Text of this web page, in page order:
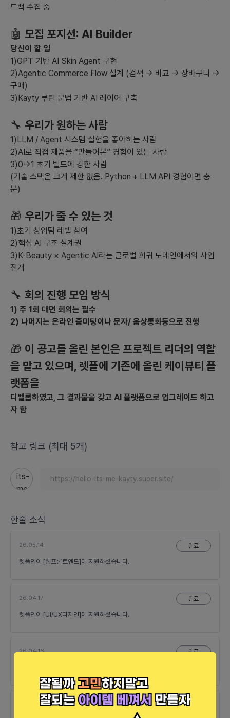
5) **초기 시장 진입전략**
자 유치
유저 참여를 늘립니다.
- **무료 체험 제공:** 일정 기간 무료 체험을 제공해 사용자 경험
유도
6) **시장 확대를 위한 전략**
개발
- **파트너십:** 글로벌 K-Beauty 브랜드와의 제휴를 통해 공동
마케팅 및 제품 다양성 확보
- **데이터 활용:** 사용자 데이터를 활용한 지속적인 제품 개선 및
피드백을 반영하여 서비스를 발전시킵니다.
드백 수집 중
🤖 모집 포지션: AI Builder
당신이 할 일
1)GPT 기반 AI Skin Agent 구현
2)Agentic Commerce Flow 설계 (검색 → 비교 → 장바구니 →
구매)
3)Kayty 루틴 문법 기반 AI 레이어 구축
🔧 우리가 원하는 사람
1)LLM / Agent 시스템 실험을 좋아하는 사람
2)AI로 직접 제품을 “만들어본” 경험이 있는 사람
3)0→1 초기 빌드에 강한 사람
(기술 스택은 크게 제한 없음. Python + LLM API 경험이면 충
분)
🎁 우리가 줄 수 있는 것
1)초기 창업팀 레벨 참여
2)핵심 AI 구조 설계권
3)K-Beauty × Agentic AI라는 글로벌 희귀 도메인에서의 사업
전개
🔧 회의 진행 모임 방식
1) 주 1회 대면 회의는 필수
2) 나머지는 온라인 줌미팅이나 문자/ 음상통화등으로 진행
🎁 이 공고를 올린 본인은 프로젝트 리더의 역할
을 맡고 있으며, 렛플에 기존에 올린 케이뷰티 플
랫폼을
디벨롭하였고, 그 결과물을 갖고 AI 플랫폼으로 업그레이드 하고
자 함
참고 링크 (최대 5개)
https://hello-its-me-kayty.super.site/
한줄 소식
완료
26.05.14
렛플인이 [웹프론트엔드]에 지원하셨습니다.
완료
26.04.17
렛플인이 [UI/UX디자인]에 지원하셨습니다.
완료
26.04.16
완료
26.04.10